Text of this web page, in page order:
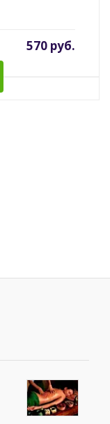
570 руб.